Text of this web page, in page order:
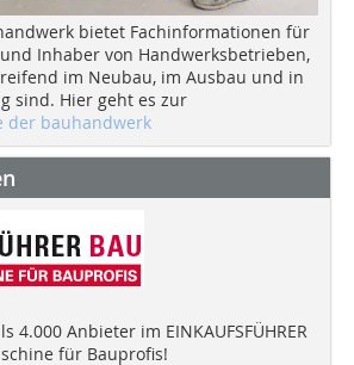
bietet Fachinformationen für
Inhaber von Handwerksbetrieben,
im Neubau, im Ausbau und in
sind. Hier geht es zur
der bauhandwerk
4.000 Anbieter im EINKAUFSFÜHRER
für Bauprofis!